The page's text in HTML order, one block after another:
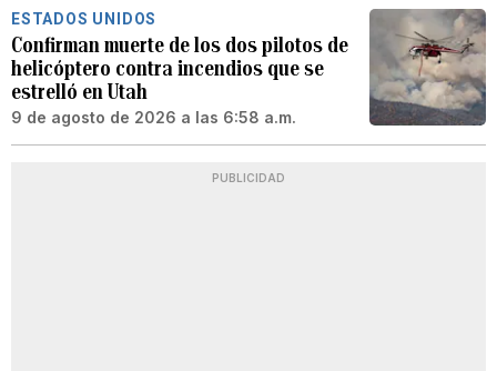
ESTADOS UNIDOS
Confirman muerte de los dos pilotos de
helicóptero contra incendios que se
estrelló en Utah
9 de agosto de 2026 a las 6:58 a.m.
PUBLICIDAD